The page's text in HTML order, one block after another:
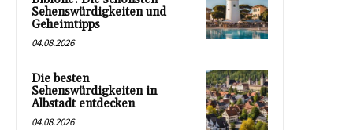
Sehenswürdigkeiten und
Geheimtipps
04.08.2026
Die besten
Sehenswürdigkeiten in
Albstadt entdecken
04.08.2026